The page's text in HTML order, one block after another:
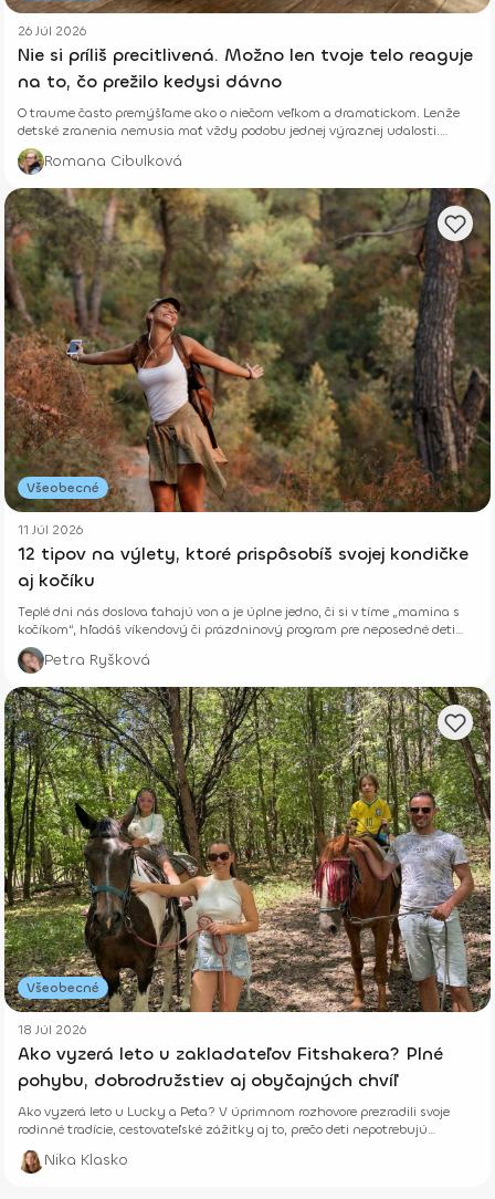
26 Júl 2026
Nie si príliš precitlivená. Možno len tvoje telo reaguje
na to, čo prežilo kedysi dávno
O traume často premýšľame ako o niečom veľkom a dramatickom. Lenže
detské zranenia nemusia mať vždy podobu jednej výraznej udalosti.
Niekedy rastú potichu.
Romana Cibulková
Všeobecné
11 Júl 2026
12 tipov na výlety, ktoré prispôsobíš svojej kondičke
aj kočíku
Teplé dni nás doslova ťahajú von a je úplne jedno, či si v tíme „mamina s
kočíkom“, hľadáš víkendový či prázdninový program pre neposedné deti
alebo si len chceš vyvetrať hlavu s kamoškou, či partnerom.
Petra Ryšková
Všeobecné
18 Júl 2026
Ako vyzerá leto u zakladateľov Fitshakera? Plné
pohybu, dobrodružstiev aj obyčajných chvíľ
Ako vyzerá leto u Lucky a Peťa? V úprimnom rozhovore prezradili svoje
rodinné tradície, cestovateľské zážitky aj to, prečo deti nepotrebujú
dokonalé prázdniny.
Nika Klasko